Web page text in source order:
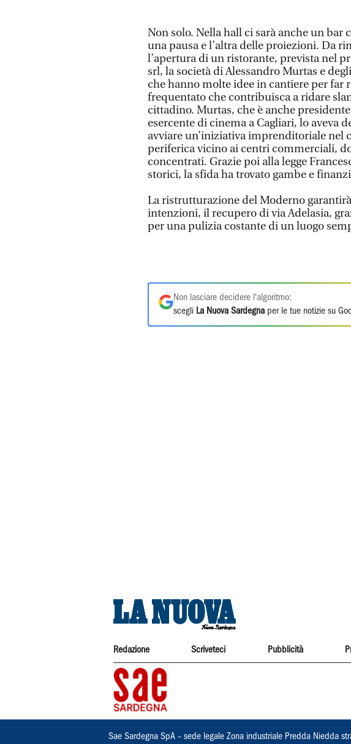
Non solo. Nella hall ci sarà anche un
una pausa e l’altra delle proiezioni. Da
l’apertura di un ristorante, prevista nel
srl, la società di Alessandro Murtas e
che hanno molte idee in cantiere per
frequentato che contribuisca a ridare
cittadino. Murtas, che è anche
esercente di cinema a Cagliari, lo aveva
avviare un’iniziativa imprenditoriale nel
periferica vicino ai centri commerciali,
concentrati. Grazie poi alla legge
storici, la sfida ha trovato gambe e
La ristrutturazione del Moderno
intenzioni, il recupero di via Adelasia,
per una pulizia costante di un luogo
Non lasciare decidere l'algoritmo:
scegli La Nuova Sardegna per le tue notizie su
Redazione Scriveteci Pubblicità
Sae Sardegna SpA – sede legale Zona industriale Predda Niedda